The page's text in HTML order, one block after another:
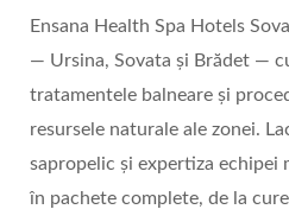
Ensana Health Spa Hotels
— Ursina, Sovata şi Brădet —
tratamentele balneare şi
resursele naturale ale zonei.
sapropelic şi expertiza echipei
în pachete complete, de la